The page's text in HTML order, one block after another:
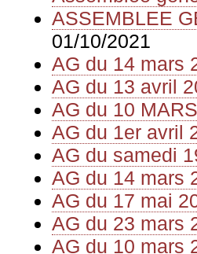
ASSEMBLEE
01/10/2021
AG du 14 mars
AG du 13 avril
AG du 10
AG du 1er avril
AG du samedi
AG du 14 mars
AG du 17 mai
AG du 23 mars
AG du 10 mars